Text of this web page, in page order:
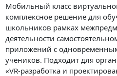
Мобильный класс
комплексное решение для
школьников рамках
деятельности
приложений с
учеников. Подходит для
«VR-разработка и